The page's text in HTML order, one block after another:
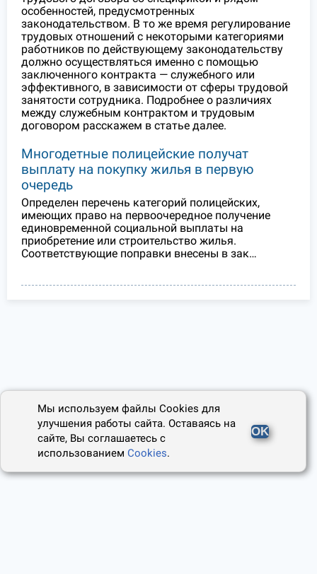
особенностей, предусмотренных
законодательством. В то же время регулирование
трудовых отношений с некоторыми категориями
работников по действующему законодательству
должно осуществляться именно с помощью
заключенного контракта — служебного или
эффективного, в зависимости от сферы трудовой
занятости сотрудника. Подробнее о различиях
между служебным контрактом и трудовым
договором расскажем в статье далее.
Многодетные полицейские получат
выплату на покупку жилья в первую
очередь
Определен перечень категорий полицейских,
имеющих право на первоочередное получение
единовременной социальной выплаты на
приобретение или строительство жилья.
Соответствующие поправки внесены в зак…
Мы используем файлы Cookies для
улучшения работы сайта. Оставаясь на
сайте, Вы соглашаетесь с
использованиемCookies.
OK